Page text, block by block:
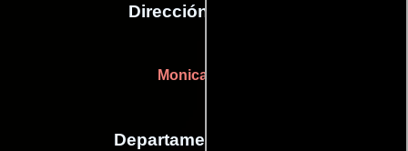
Dirección artística
Monica Black
Departamento de arte